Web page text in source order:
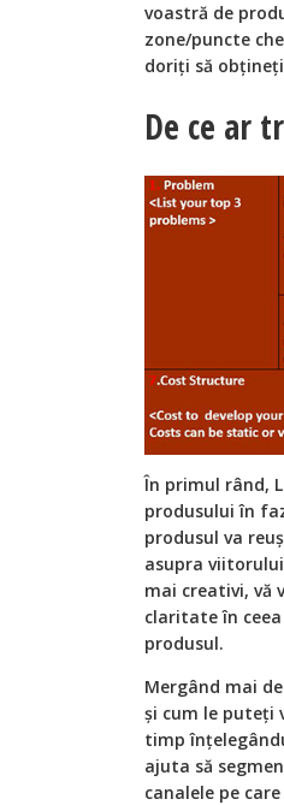
voastră de
zone/puncte
doriți să
De ce ar
În primul rând,
produsului în
produsul va
asupra
mai creativi, vă
claritate în
produsul.
Mergând mai
și cum le puteți
timp
ajuta să
canalele pe